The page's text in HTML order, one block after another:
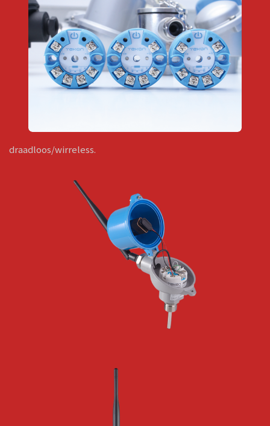
draadloos/wirreless.